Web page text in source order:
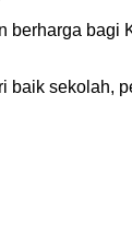
sekolah,